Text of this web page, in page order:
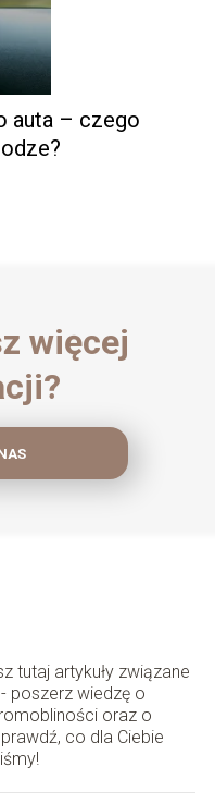
auta – czego
więcej
tutaj artykuły związane
poszerz wiedzę o
oraz o
co dla Ciebie